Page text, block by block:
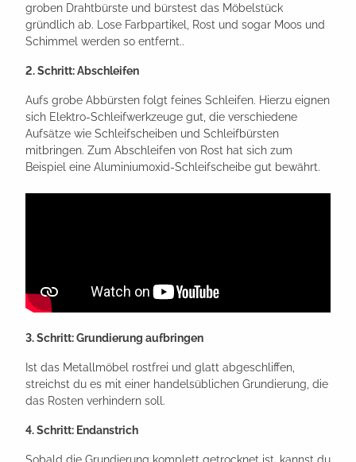
groben Drahtbürste und bürstest das Möbelstück
gründlich ab. Lose Farbpartikel, Rost und sogar Moos und
Schimmel werden so entfernt..
2. Schritt: Abschleifen
Aufs grobe Abbürsten folgt feines Schleifen. Hierzu eignen
sich Elektro-Schleifwerkzeuge gut, die verschiedene
Aufsätze wie Schleifscheiben und Schleifbürsten
mitbringen. Zum Abschleifen von Rost hat sich zum
Beispiel eine Aluminiumoxid-Schleifscheibe gut bewährt.
3. Schritt: Grundierung aufbringen
Ist das Metallmöbel rostfrei und glatt abgeschliffen,
streichst du es mit einer handelsüblichen Grundierung, die
das Rosten verhindern soll.
4. Schritt: Endanstrich